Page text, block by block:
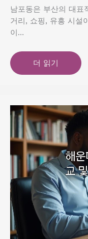
남포동은 부산의 대표
거리, 쇼핑, 유흥 시설
이…
더 읽기